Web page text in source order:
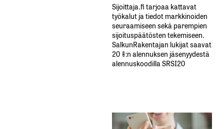
Sijoittaja.fi tarjoaa kattavat
työkalut ja tiedot markkinoiden
seuraamiseen sekä parempien
sijoituspäätösten tekemiseen.
SalkunRakentajan lukijat saavat
20 %:n alennuksen jäsenyydestä
alennuskoodilla SRSI20